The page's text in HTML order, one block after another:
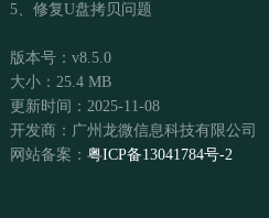
5、修复U盘拷贝问题
版本号：v8.5.0
大小：25.4 MB
更新时间：2025-11-08
开发商：广州龙微信息科技有限公司
网站备案： 粤ICP备13041784号-2